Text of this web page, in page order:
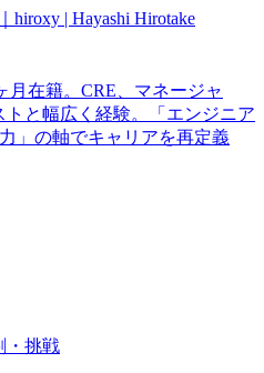
hiroxy | Hayashi Hirotake
月在籍。CRE、マネージャ
と幅広く経験。「エンジニア
」の軸でキャリアを再定義
・挑戦